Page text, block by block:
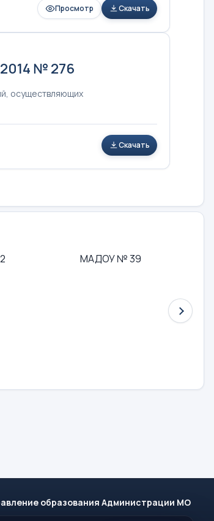
Просмотр Скачать
№ 276
осуществляющих
Скачать
МАДОУ № 39
образования Администрации МО